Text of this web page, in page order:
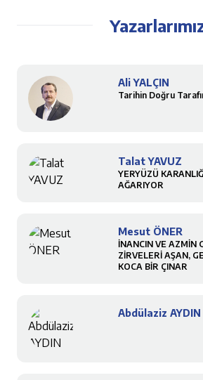
Ali YALÇIN
Tarihin Doğru
Talat YAVUZ
YERYÜZÜ
AĞARIYOR
Mesut ÖNER
İNANCIN VE AZMİN
ZİRVELERİ AŞAN,
KOCA BİR ÇINAR
Abdülaziz AYDIN